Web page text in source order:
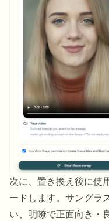
次に、置き換え後に使
ードします。サングラ
い、明瞭で正面向き・